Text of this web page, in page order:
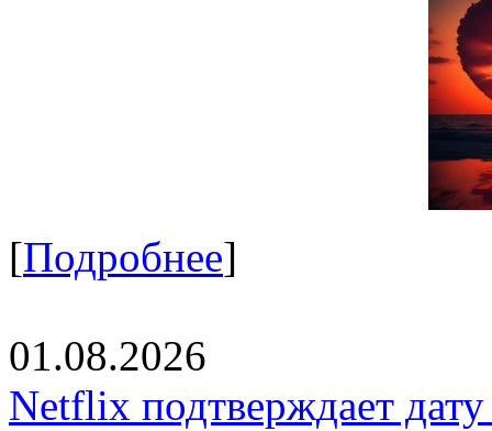
[Подробнее]
01.08.2026
Netflix подтверждает